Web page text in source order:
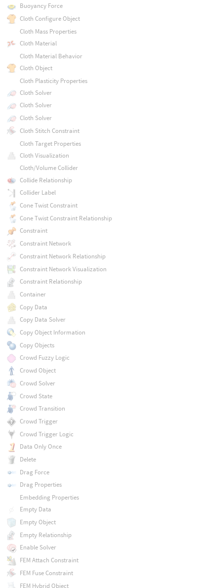
Buoyancy Force
Cloth Configure Object
Cloth Mass Properties
Cloth Material
Cloth Material Behavior
Cloth Object
Cloth Plasticity Properties
Cloth Solver
Cloth Solver
Cloth Solver
Cloth Stitch Constraint
Cloth Target Properties
Cloth Visualization
Cloth/Volume Collider
Collide Relationship
Collider Label
Cone Twist Constraint
Cone Twist Constraint Relationship
Constraint
Constraint Network
Constraint Network Relationship
Constraint Network Visualization
Constraint Relationship
Container
Copy Data
Copy Data Solver
Copy Object Information
Copy Objects
Crowd Fuzzy Logic
Crowd Object
Crowd Solver
Crowd State
Crowd Transition
Crowd Trigger
Crowd Trigger Logic
Data Only Once
Delete
Drag Force
Drag Properties
Embedding Properties
Empty Data
Empty Object
Empty Relationship
Enable Solver
FEM Attach Constraint
FEM Fuse Constraint
FEM Hybrid Object